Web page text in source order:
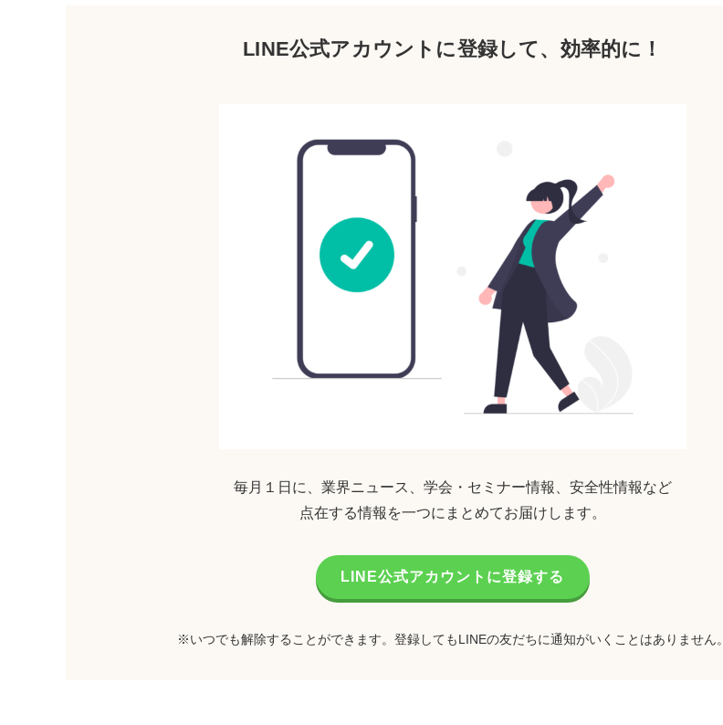
LINE公式アカウントに登録して、効率的に！
毎月１日に、業界ニュース、学会・セミナー情報、安全性情報など
点在する情報を一つにまとめてお届けします。
LINE公式アカウントに登録する
※いつでも解除することができます。登録してもLINEの友だちに通知がいくことはありません。